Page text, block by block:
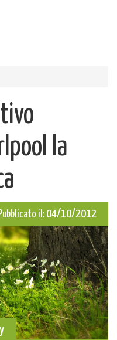
la
Pubblicato il: 04/10/2012